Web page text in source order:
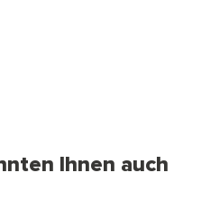
Ihnen auch